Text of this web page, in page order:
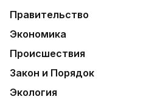
Правительство
Экономика
Происшествия
Закон и Порядок
Экология